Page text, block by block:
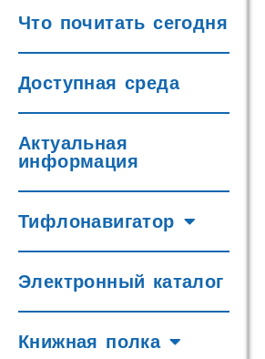
Что почитать сегодня
Доступная среда
Актуальная
информация
Тифлонавигатор
Электронный каталог
Книжная полка